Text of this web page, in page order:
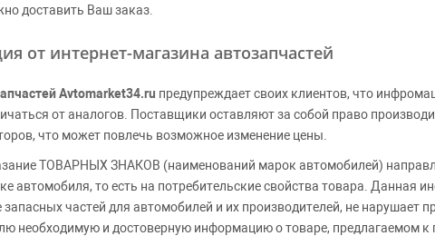
доставить Ваш заказ.
от интернет-магазина автозапчастей
Avtomarket34.ru предупреждает своих клиентов, что
от аналогов. Поставщики оставляют за собой право
что может повлечь возможное изменение цены.
ТОВАРНЫХ ЗНАКОВ (наименований марок автомобилей)
автомобиля, то есть на потребительские свойства товара. Данная
частей для автомобилей и их производителей, не нарушает
необходимую и достоверную информацию о товаре,